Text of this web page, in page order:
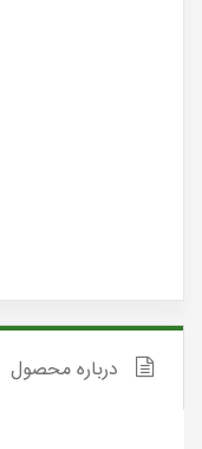
درباره محصول